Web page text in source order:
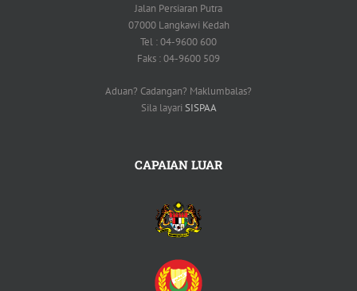
Jalan Persiaran Putra
07000 Langkawi Kedah
Tel : 04-9600 600
Faks : 04-9600 509
Aduan? Cadangan? Maklumbalas?
Sila layari SISPAA
CAPAIAN LUAR